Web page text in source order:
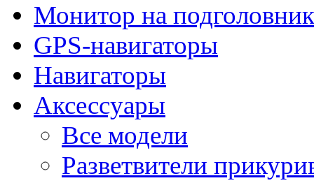
Монитор на подголовник
GPS-навигаторы
Навигаторы
Аксессуары
Все модели
Разветвители